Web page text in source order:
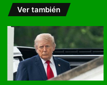
Ver también